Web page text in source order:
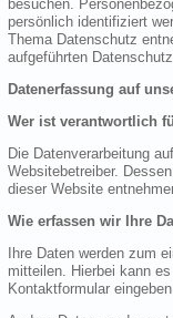
besuchen.
persönlich identifiziert
Thema Datenschutz
aufgeführten
Datenerfassung auf
Wer ist verantwortlich
Die Datenverarbeitung
Websitebetreiber.
dieser Website
Wie erfassen wir Ihre
Ihre Daten werden zum
mitteilen. Hierbei kann
Kontaktformular eingeben.